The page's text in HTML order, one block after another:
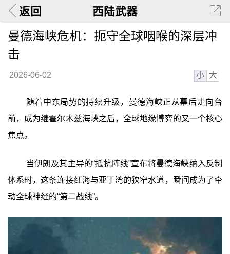
返回 西陆武器
曼德海峡危机：扼守全球咽喉的深层冲
击
2026-06-02 小 大
随着中东局势的持续升级，曼德海峡正从幕后走向台
前，成为继霍尔木兹海峡之后，全球地缘博弈的又一个核心
焦点。
当伊朗及其主导的“抵抗阵线”宣布将曼德海峡纳入反制
体系时，这条连接红海与亚丁湾的狭窄水道，瞬间成为了牵
动全球神经的“第二战线”。